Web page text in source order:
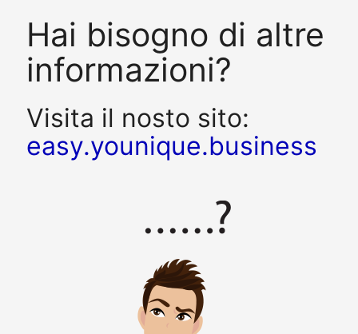
Hai bisogno di altre
informazioni?
Visita il nosto sito:
easy.younique.business